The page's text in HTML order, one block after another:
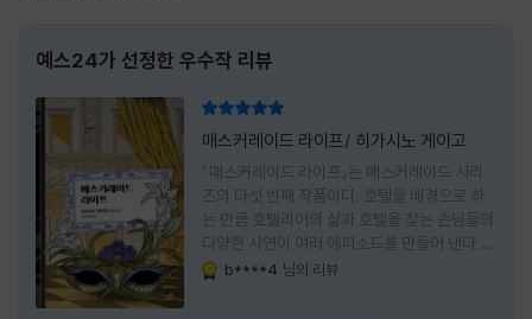
예스24가 선정한 우수작 리뷰
매스커레이드 라이프/ 히가시노 게이고
『매스커레이드 라이프』는 매스커레이드 시리
즈의 다섯 번째 작품이다. 호텔을 배경으로 하
는 만큼 호텔리어의 삶과 호텔을 찾는 손님들의
다양한 사연이 여러 에피소드를 만들어 낸다.
주인공은 호텔리어로서의 완벽함을 꿈꾸는 야
b****4 님의 리뷰